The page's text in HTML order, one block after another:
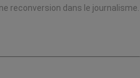
reconversion dans le journalisme.